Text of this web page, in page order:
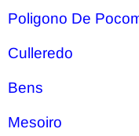
Poligono De
Culleredo
Bens
Mesoiro